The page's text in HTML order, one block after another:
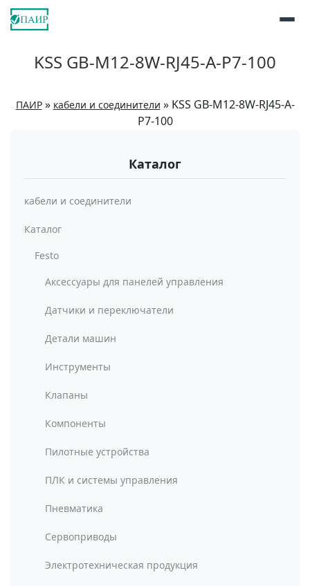
KSS GB-M12-8W-RJ45-A-P7-100
ПАИР» кабели и соединители » KSS GB-M12-8W-RJ45-A-
P7-100
Каталог
кабели и соединители
Каталог
Festo
Аксессуары для панелей управления
Датчики и переключатели
Детали машин
Инструменты
Клапаны
Компоненты
Пилотные устройства
ПЛК и системы управления
Пневматика
Сервоприводы
Электротехническая продукция